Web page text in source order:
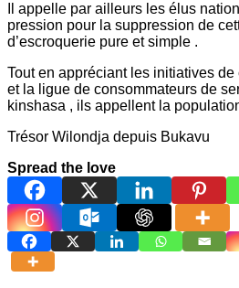
Il appelle par ailleurs les élus
pression pour la suppression de
d’escroquerie pure et simple .
Tout en appréciant les initiatives
et la ligue de consommateurs de
kinshasa , ils appellent la
Trésor Wilondja depuis Bukavu
Spread the love